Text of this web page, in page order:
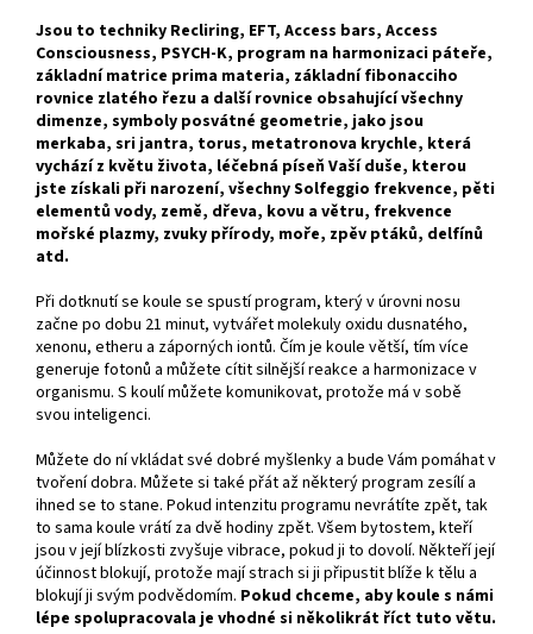
Jsou to techniky Recliring, EFT, Access bars, Access
Consciousness, PSYCH-K, program na harmonizaci páteře,
základní matrice prima materia, základní fibonacciho
rovnice zlatého řezu a další rovnice obsahující všechny
dimenze, symboly posvátné geometrie, jako jsou
merkaba, sri jantra, torus, metatronova krychle, která
vychází z květu života, léčebná píseň Vaší duše, kterou
jste získali při narození, všechny Solfeggio frekvence, pěti
elementů vody, země, dřeva, kovu a větru, frekvence
mořské plazmy, zvuky přírody, moře, zpěv ptáků, delfínů
atd.
Při dotknutí se koule se spustí program, který v úrovni nosu
začne po dobu 21 minut, vytvářet molekuly oxidu dusnatého,
xenonu, etheru a záporných iontů. Čím je koule větší, tím více
generuje fotonů a můžete cítit silnější reakce a harmonizace v
organismu. S koulí můžete komunikovat, protože má v sobě
svou inteligenci.
Můžete do ní vkládat své dobré myšlenky a bude Vám pomáhat v
tvoření dobra. Můžete si také přát až některý program zesílí a
ihned se to stane. Pokud intenzitu programu nevrátíte zpět, tak
to sama koule vrátí za dvě hodiny zpět. Všem bytostem, kteří
jsou v její blízkosti zvyšuje vibrace, pokud ji to dovolí. Někteří její
účinnost blokují, protože mají strach si ji připustit blíže k tělu a
blokují ji svým podvědomím. Pokud chceme, aby koule s námi
lépe spolupracovala je vhodné si několikrát říct tuto větu.